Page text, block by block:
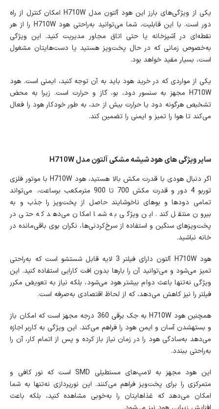
یکی از ویژگی‌های بارز این هود آلتون مدل H710W امکان کنترل از راه
دور است. با این قابلیت، شما می‌توانید به‌راحتی هود H710W را از هر
نقطه‌ای در آشپزخانه یا حتی اتاق مجاور مدیریت کنید. این ویژگی
به‌خصوص زمانی که در حال پخت‌وپز هستید یا دست‌هایتان مشغول
است، بسیار مفید خواهد بود.
یکی از مواردی که در خرید هود باید به آن توجه کنید، ایمنی است. هود
H710W مجهز به سنسور دود، بو، گاز و حرارت است. زیرا به محض
تشخیص هرگونه دود یا حرارت بیش از حد، به طور خودکار هود را فعال
می‌کند تا هوا را تمیز و ایمنی را تضمین کند.
سایر ویژگی های هود شیشه مشکی آلتون مدل H710W
اگر دنبال هودی با قدرت مکش بالا هستید، هود H710W با موتور فلزی
توربو 4 دور و قدرت مکش 700 تا 900 مترمکعب برساعت، می‌تواند
تمامی دودها و بوهای ناخوشایند حاصل از پخت‌وپز را جذب و به
بیرون منتقل کند. این ویژگی به شما امکان می‌دهد که حتی در
پخت‌وپزهای سنگین و استفاده از سرخ‌کردنی‌ها، نگران بوی باقی‌مانده در
خانه نباشید.
هود H710W آلتون دارای فیلتر 3 لایه قابل شستشو است که به‌راحتی
تمیز می‌شود و می‌توانید آن را بارها بدون افت کارایی استفاده کنید. این
ویژگی نه‌تنها باعث دوام بیشتر هود می‌شود، بلکه نیاز به تعویض مکرر
فیلتر را نیز کاهش می‌دهد، که از لحاظ اقتصادی به‌صرفه است.
همچنین هود H710W به جک برقی 360 درجه مجهز است که امکان باز
و بسته‏‎شدن آسان و ایمن هود را فراهم می‌کند. این ویژگی به کاربر اجازه
می‌دهد به‌سادگی هود را در زمان نیاز باز کرده و پس از اتمام کار، آن را
به‌راحتی ببندد.
این هود مجهز به لامپ‌های مستطیلی SMD است که نور کافی و
متمرکزی را برای پخت‌وپز فراهم می‌کنند. این نورپردازی نه‌تنها به شما
امکان می‌دهد که غذاهایتان را به‌خوبی مشاهده کنید، بلکه باعث